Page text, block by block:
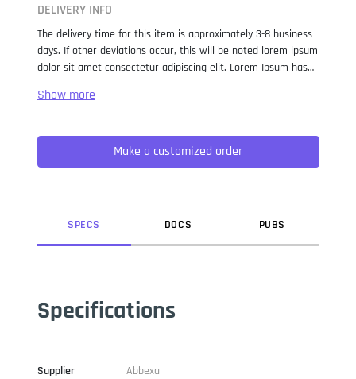
DELIVERY INFO
The delivery time for this item is approximately 3-8 business
days. If other deviations occur, this will be noted lorem ipsum
dolor sit amet consectetur adipiscing elit. Lorem Ipsum has
when an unknown printer took a galley of type and
not only five centuries, but also the leap into electronic
typesetting, remaining essentially unchanged. It was
popularised in the 1960s with the release of Letraset sheets
Make a customized order
SPECS DOCS PUBS
Specifications
Supplier Abbexa